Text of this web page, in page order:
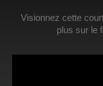
Visionnez cette
plus sur le